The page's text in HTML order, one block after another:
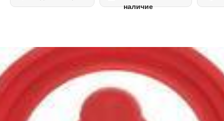
наличие